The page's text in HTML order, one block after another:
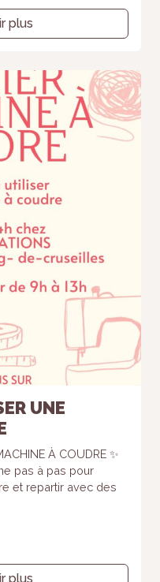
plus
UNE
À COUDRE ✨
pas à pas pour
et repartir avec des
plus